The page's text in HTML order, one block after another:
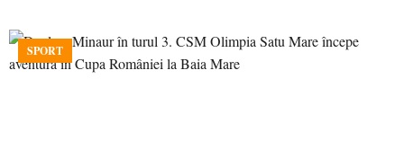
SPORT